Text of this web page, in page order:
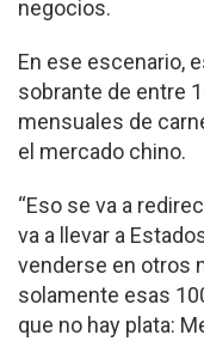
negocios.
En ese escenario,
sobrante de entre
mensuales de
el mercado chino.
“Eso se va a
va a llevar a
venderse en otros
solamente esas
que no hay plata: